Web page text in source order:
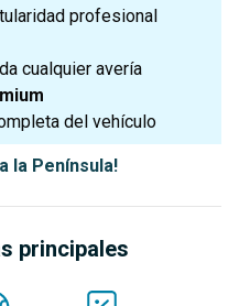
profesional
cualquier avería
del vehículo
la Península!
principales